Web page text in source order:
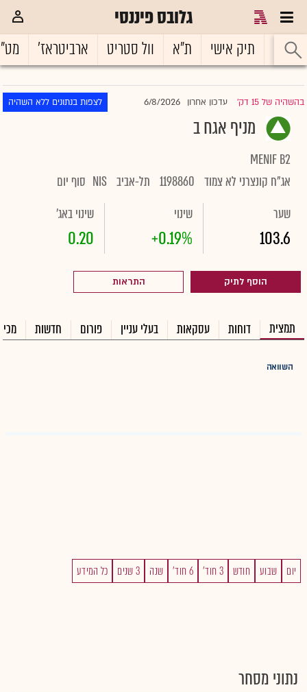
גלובס פיננסי
ראשי תיק אישי ת"א וול סטריט ארביטראז'
בהשהיה של 15 דק' |עדכון אחרון 6/8/2026 לצפות בנתונים ללא השהיה
מניף אגח ב
MENIF B2
אג"ח קונצרני לא צמוד 1198860 תל-אביב NIS סוף יום
שער
103.6
שינוי
+0.19%
שינוי באג'
0.20
הוסף לתיק התראות
תמצית דוחות עסקאות בעלי עניין פורום חדשות
השוואה
יום שבוע חודש 3 חוד' 6 חוד' שנה 3 שנים כל המידע
נתוני מסחר